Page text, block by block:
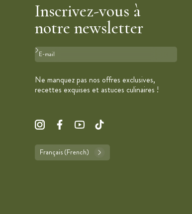
Inscrivez-vous à
notre newsletter
Format : adresse@email.com
Ne manquez pas nos offres exclusives,
recettes exquises et astuces culinaires !
Français (French)